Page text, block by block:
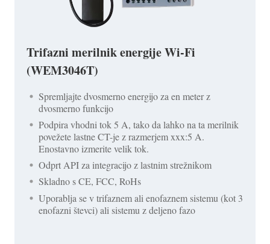
Trifazni merilnik energije Wi-Fi
(WEM3046T)
Spremljajte dvosmerno energijo za en meter z
dvosmerno funkcijo
Podpira vhodni tok 5 A, tako da lahko na ta merilnik
povežete lastne CT-je z razmerjem xxx:5 A.
Enostavno izmerite velik tok.
Odprt API za integracijo z lastnim strežnikom
Skladno s CE, FCC, RoHs
Uporablja se v trifaznem ali enofaznem sistemu (kot 3
enofazni števci) ali sistemu z deljeno fazo